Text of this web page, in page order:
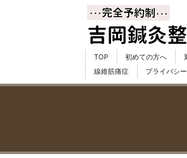
TOP 初めての方へ
線維筋痛症
プライバシ